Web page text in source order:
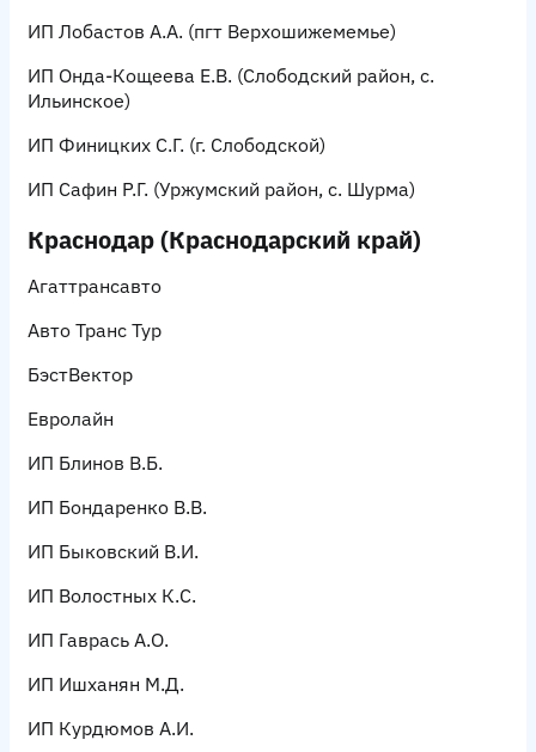
ИП Лобастов А.А. (пгт Верхошижемемье)
ИП Онда-Кощеева Е.В. (Слободский район, с.
Ильинское)
ИП Финицких С.Г. (г. Слободской)
ИП Сафин Р.Г. (Уржумский район, с. Шурма)
Краснодар (Краснодарский край)
Агаттрансавто
Авто Транс Тур
БэстВектор
Евролайн
ИП Блинов В.Б.
ИП Бондаренко В.В.
ИП Быковский В.И.
ИП Волостных К.С.
ИП Гаврась А.О.
ИП Ишханян М.Д.
ИП Курдюмов А.И.